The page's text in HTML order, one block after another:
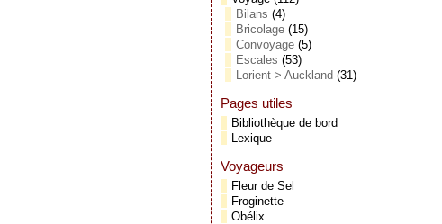
Bilans (4)
Bricolage (15)
Convoyage (5)
Escales (53)
Lorient > Auckland (31)
Pages utiles
Bibliothèque de bord
Lexique
Voyageurs
Fleur de Sel
Froginette
Obélix